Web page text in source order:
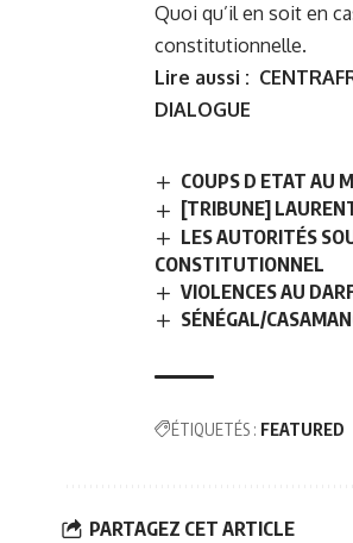
Quoi qu’il en soit en
constitutionnelle.
Lire aussi :
DIALOGUE
COUPS D ETAT AU
[TRIBUNE]
LES AUTORITÉS
CONSTITUTIONNEL
VIOLENCES AU
SÉNÉGAL/
ÉTIQUETÉS : FEATURED
PARTAGEZ CET ARTICLE